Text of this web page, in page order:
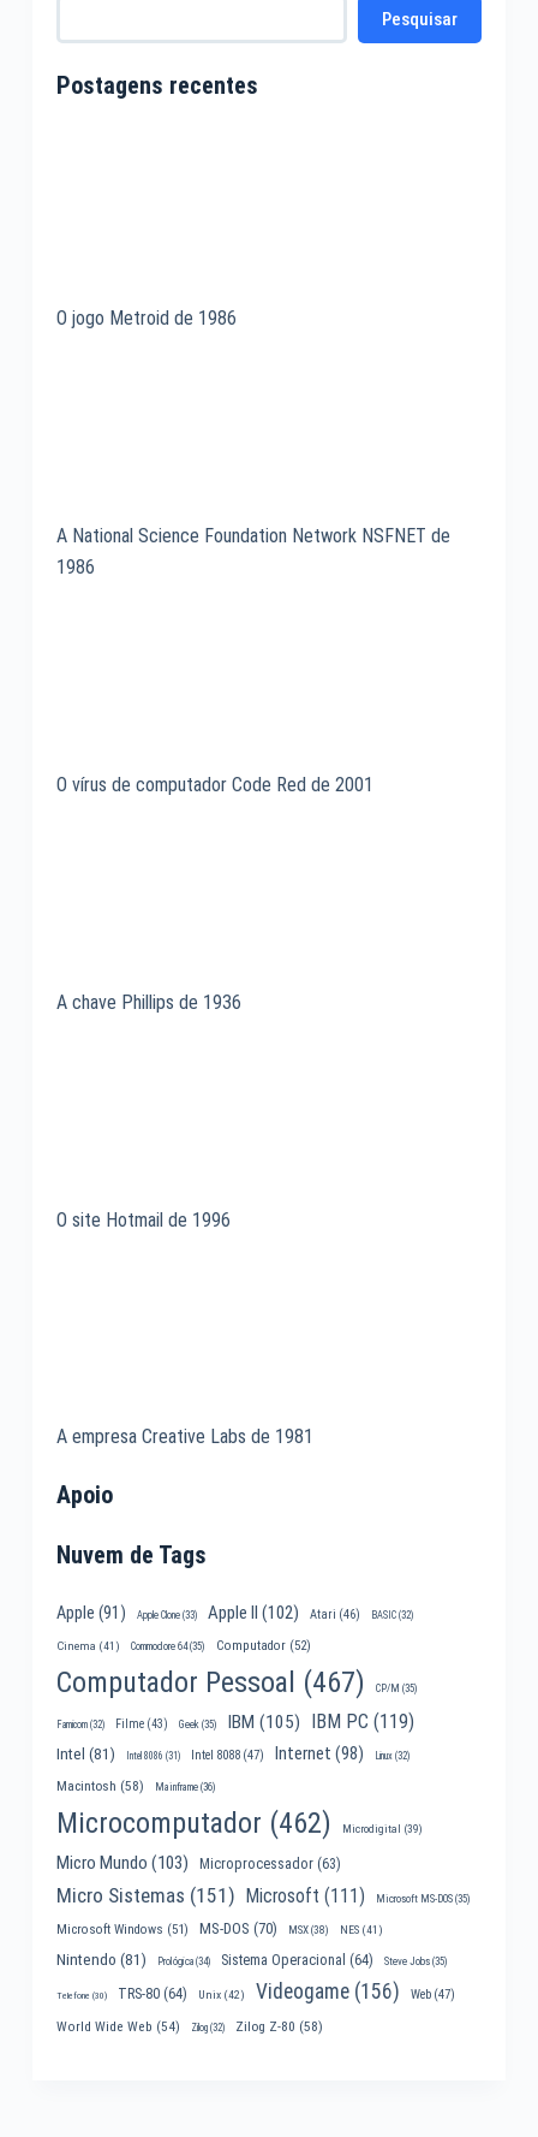
Pesquisar
Postagens recentes
O jogo Metroid de 1986
A National Science Foundation Network NSFNET de
1986
O vírus de computador Code Red de 2001
A chave Phillips de 1936
O site Hotmail de 1996
A empresa Creative Labs de 1981
Apoio
Nuvem de Tags
Apple (91) Apple Clone(33) Apple II (102) Atari (46) BASIC(32)
Cinema (41) Commodore 64(35) Computador(52)
Computador Pessoal (467) CP/M (35)
Famicom(32) Filme(43) Geek(35) IBM (105) IBM PC (119)
Intel (81) Intel 8086 (31) Intel 8088(47) Internet (98) Linux(32)
Macintosh (58) Mainframe(36)
Microcomputador (462) Microdigital (39)
Micro Mundo (103) Microprocessador(63)
Micro Sistemas (151) Microsoft (111) Microsoft MS-DOS(35)
Microsoft Windows (51) MS-DOS (70) MSX(38) NES(41)
Nintendo (81) Prológica(34) Sistema Operacional (64) Steve Jobs(35)
Telefone (30) TRS-80(64) Unix(42) Videogame(156) Web(47)
World Wide Web (54) Zilog(32) Zilog Z-80 (58)